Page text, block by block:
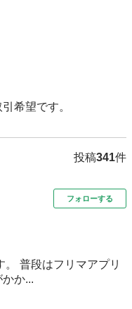
希望です。
投稿341件
フォローする
普段はフリマアプリ
か...